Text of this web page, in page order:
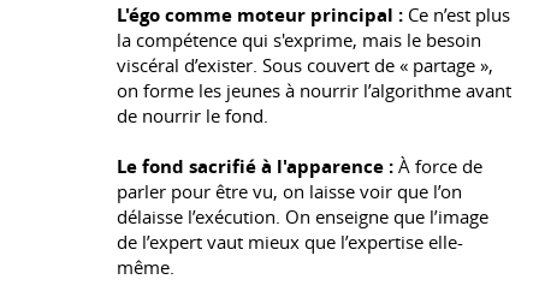
L'égo comme moteur principal : Ce n’est plus
la compétence qui s'exprime, mais le besoin
viscéral d’exister. Sous couvert de « partage »,
on forme les jeunes à nourrir l’algorithme avant
de nourrir le fond.
Le fond sacrifié à l'apparence : À force de
parler pour être vu, on laisse voir que l’on
délaisse l’exécution. On enseigne que l’image
de l’expert vaut mieux que l’expertise elle-
même.